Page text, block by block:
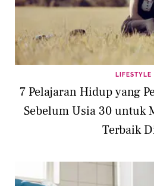
LIFESTYLE
7 Pelajaran Hidup yang
Sebelum Usia 30 untuk
Terbaik